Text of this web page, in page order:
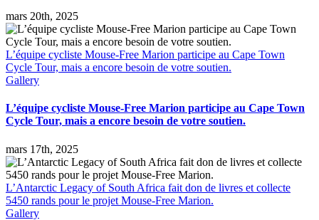
mars 20th, 2025
L’équipe cycliste Mouse-Free Marion participe au Cape Town
Cycle Tour, mais a encore besoin de votre soutien.
Gallery
L’équipe cycliste Mouse-Free Marion participe au Cape Town
Cycle Tour, mais a encore besoin de votre soutien.
mars 17th, 2025
L’Antarctic Legacy of South Africa fait don de livres et collecte
5450 rands pour le projet Mouse-Free Marion.
Gallery